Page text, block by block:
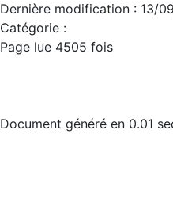
Dernière modification : 13/
Catégorie :
Page lue 4505 fois
Document généré en 0.01